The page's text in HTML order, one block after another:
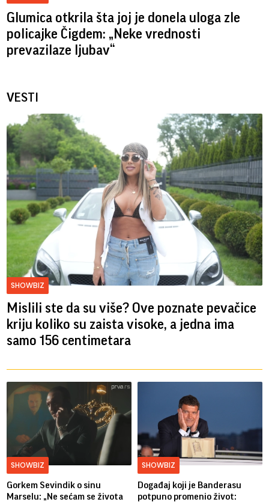
Glumica otkrila šta joj je donela uloga zle
policajke Čigdem: „Neke vrednosti
prevazilaze ljubav“
VESTI
SHOWBIZ
Mislili ste da su više? Ove poznate pevačice
kriju koliko su zaista visoke, a jedna ima
samo 156 centimetara
SHOWBIZ
Gorkem Sevindik o sinu
Marselu: „Ne sećam se života
SHOWBIZ
Događaj koji je Banderasu
potpuno promenio život: